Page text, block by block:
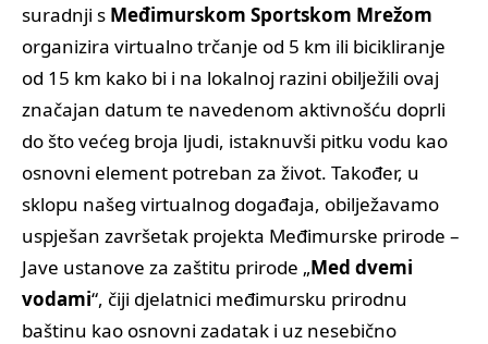
suradnji s Međimurskom Sportskom Mrežom
organizira virtualno trčanje od 5 km ili bicikliranje
od 15 km kako bi i na lokalnoj razini obilježili ovaj
značajan datum te navedenom aktivnošću doprli
do što većeg broja ljudi, istaknuvši pitku vodu kao
osnovni element potreban za život. Također, u
sklopu našeg virtualnog događaja, obilježavamo
uspješan završetak projekta Međimurske prirode –
Jave ustanove za zaštitu prirode „Med dvemi
vodami“, čiji djelatnici međimursku prirodnu
baštinu kao osnovni zadatak i uz nesebično